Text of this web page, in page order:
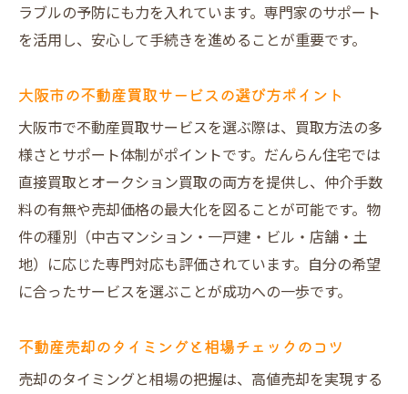
ラブルの予防にも力を入れています。専門家のサポート
を活用し、安心して手続きを進めることが重要です。
大阪市の不動産買取サービスの選び方ポイント
大阪市で不動産買取サービスを選ぶ際は、買取方法の多
様さとサポート体制がポイントです。だんらん住宅では
直接買取とオークション買取の両方を提供し、仲介手数
料の有無や売却価格の最大化を図ることが可能です。物
件の種別（中古マンション・一戸建・ビル・店舗・土
地）に応じた専門対応も評価されています。自分の希望
に合ったサービスを選ぶことが成功への一歩です。
不動産売却のタイミングと相場チェックのコツ
売却のタイミングと相場の把握は、高値売却を実現する